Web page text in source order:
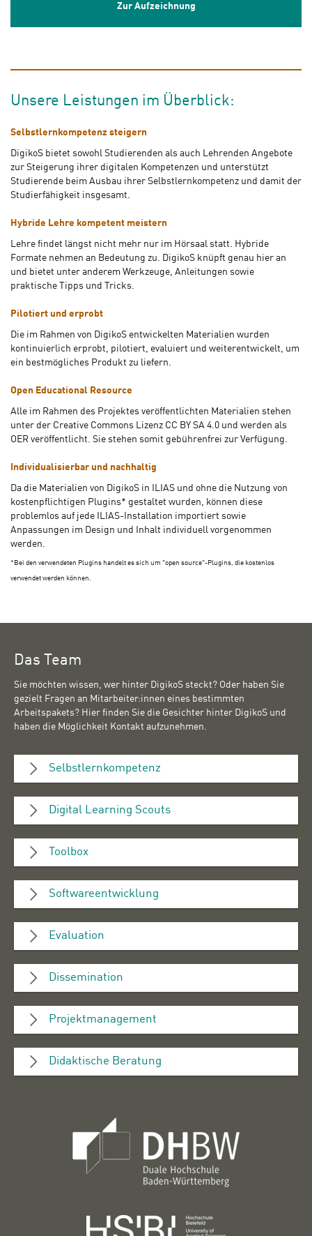
Zur Aufzeichnung
Unsere Leistungen im Überblick:
Selbstlernkompetenz steigern
DigikoS bietet sowohl Studierenden als auch Lehrenden Angebote
zur Steigerung ihrer digitalen Kompetenzen und unterstützt
Studierende beim Ausbau ihrer Selbstlernkompetenz und damit der
Studierfähigkeit insgesamt.
Hybride Lehre kompetent meistern
Lehre findet längst nicht mehr nur im Hörsaal statt. Hybride
Formate nehmen an Bedeutung zu. DigikoS knüpft genau hier an
und bietet unter anderem Werkzeuge, Anleitungen sowie
praktische Tipps und Tricks.
Pilotiert und erprobt
Die im Rahmen von DigikoS entwickelten Materialien wurden
kontinuierlich erprobt, pilotiert, evaluiert und weiterentwickelt, um
ein bestmögliches Produkt zu liefern.
Open Educational Resource
Alle im Rahmen des Projektes veröffentlichten Materialien stehen
unter der Creative Commons Lizenz CC BY SA 4.0 und werden als
OER veröffentlicht. Sie stehen somit gebührenfrei zur Verfügung.
Individualisierbar und nachhaltig
Da die Materialien von DigikoS in ILIAS und ohne die Nutzung von
kostenpflichtigen Plugins* gestaltet wurden, können diese
problemlos auf jede ILIAS-Installation importiert sowie
Anpassungen im Design und Inhalt individuell vorgenommen
werden.
*Bei den verwendeten Plugins handelt es sich um "open source"-Plugins, die kostenlos
verwendet werden können.
Das Team
Sie möchten wissen, wer hinter DigikoS steckt? Oder haben Sie
gezielt Fragen an Mitarbeiter:innen eines bestimmten
Arbeitspakets? Hier finden Sie die Gesichter hinter DigikoS und
haben die Möglichkeit Kontakt aufzunehmen.
Selbstlernkompetenz
Digital Learning Scouts
Toolbox
Softwareentwicklung
Evaluation
Dissemination
Projektmanagement
Didaktische Beratung